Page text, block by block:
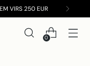
VIRS 250 EUR
0